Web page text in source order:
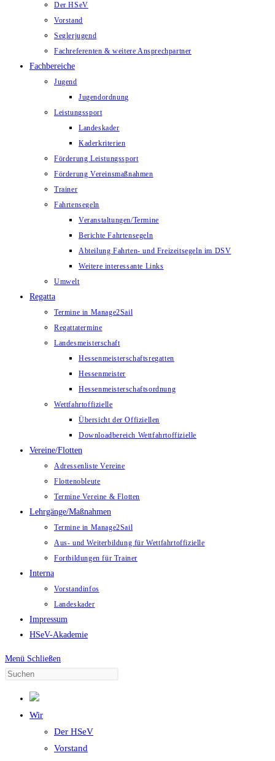
Der HSeV
Vorstand
Seglerjugend
Fachreferenten & weitere Ansprechpartner
Fachbereiche
Jugend
Jugendordnung
Leistungssport
Landeskader
Kaderkriterien
Förderung Leistungssport
Förderung Vereinsmaßnahmen
Trainer
Fahrtensegeln
Veranstaltungen/Termine
Berichte Fahrtensegeln
Abteilung Fahrten- und Freizeitsegeln im DSV
Weitere interessante Links
Umwelt
Regatta
Termine in Manage2Sail
Regattatermine
Landesmeisterschaft
Hessenmeisterschaftsregatten
Hessenmeister
Hessenmeisterschaftsordnung
Wettfahrtoffizielle
Übersicht der Offiziellen
Downloadbereich Wettfahrtoffizielle
Vereine/Flotten
Adressenliste Vereine
Flottenobleute
Termine Vereine & Flotten
Lehrgänge/Maßnahmen
Termine in Manage2Sail
Aus- und Weiterbildung für Wettfahrtoffizielle
Fortbildungen für Trainer
Interna
Vorstandinfos
Landeskader
Impressum
HSeV-Akademie
Menü Schließen
Wir
Der HSeV
Vorstand